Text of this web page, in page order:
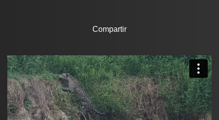
Compartir